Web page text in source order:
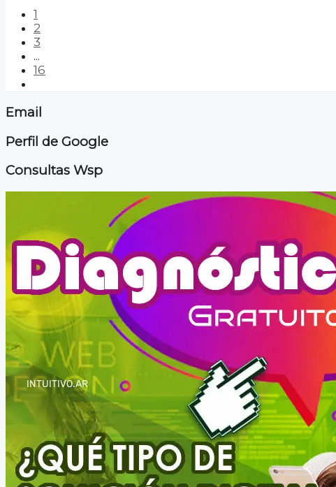
1
2
3
...
16
Email
Perfil de Google
Consultas Wsp